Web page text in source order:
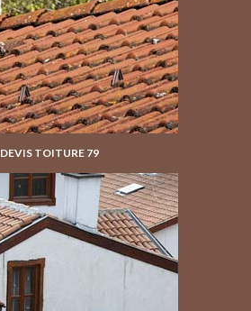
DEVIS TOITURE 79